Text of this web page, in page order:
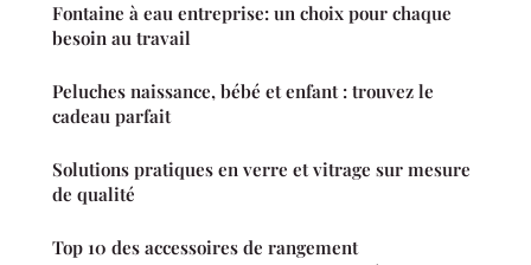
Fontaine à eau entreprise: un choix pour chaque
besoin au travail
Peluches naissance, bébé et enfant : trouvez le
cadeau parfait
Solutions pratiques en verre et vitrage sur mesure
de qualité
Top 10 des accessoires de rangement